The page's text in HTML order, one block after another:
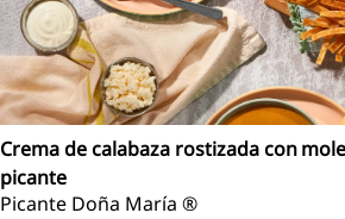
Crema de calabaza rostizada con
picante
Picante Doña María ®